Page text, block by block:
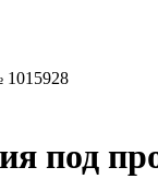
под